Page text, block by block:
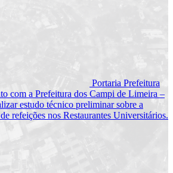
Portaria Prefeitura
com a Prefeitura dos Campi de Limeira –
estudo técnico preliminar sobre a
refeições nos Restaurantes Universitários.